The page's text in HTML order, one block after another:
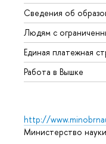
Сведения об
Людям с
Единая платежная
Работа в Вышке
http://
Министерство